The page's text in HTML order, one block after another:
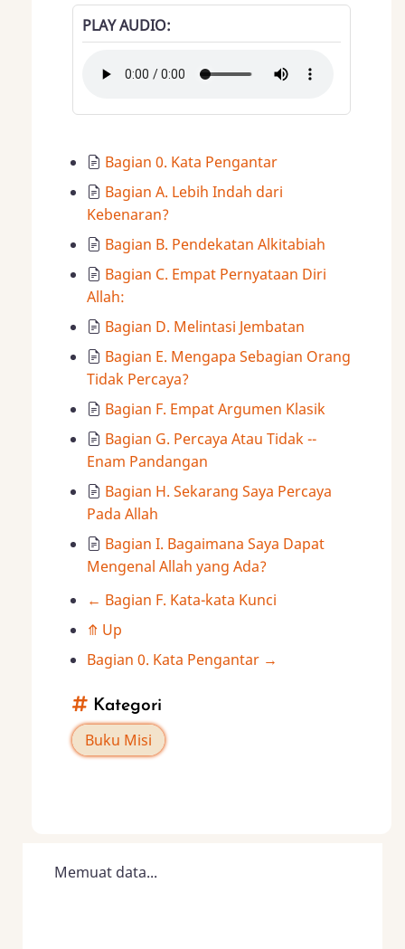
PLAY AUDIO
Bagian 0. Kata Pengantar
Bagian A. Lebih Indah dari
Kebenaran?
Bagian B. Pendekatan Alkitabiah
Bagian C. Empat Pernyataan Diri
Allah:
Bagian D. Melintasi Jembatan
Bagian E. Mengapa Sebagian Orang
Tidak Percaya?
Bagian F. Empat Argumen Klasik
Bagian G. Percaya Atau Tidak --
Enam Pandangan
Bagian H. Sekarang Saya Percaya
Pada Allah
Bagian I. Bagaimana Saya Dapat
Mengenal Allah yang Ada?
Book
traversal
links
for
Iman
← Bagian F. Kata-kata Kunci
⤊ Up
Bagian 0. Kata Pengantar →
Kategori
Buku Misi
Memuat data...